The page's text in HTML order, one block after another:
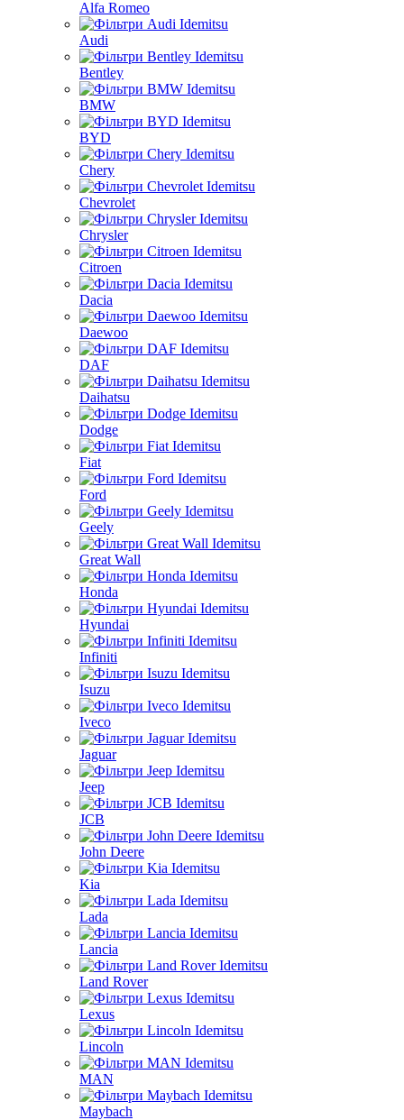
Alfa Romeo
Audi
Bentley
BMW
BYD
Chery
Chevrolet
Chrysler
Citroen
Dacia
Daewoo
DAF
Daihatsu
Dodge
Fiat
Ford
Geely
Great Wall
Honda
Hyundai
Infiniti
Isuzu
Iveco
Jaguar
Jeep
JCB
John Deere
Kia
Lada
Lancia
Land Rover
Lexus
Lincoln
MAN
Maybach